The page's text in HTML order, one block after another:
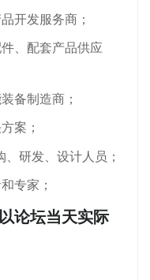
开发服务商；
、配套产品供应
备制造商；
案；
研发、设计人员；
专家；
论坛当天实际